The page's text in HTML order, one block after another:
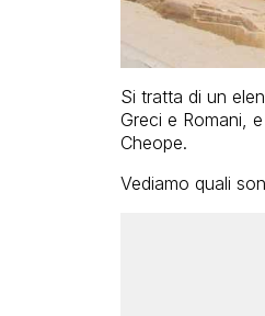
Si tratta di un
Greci e Romani,
Cheope.
Vediamo quali